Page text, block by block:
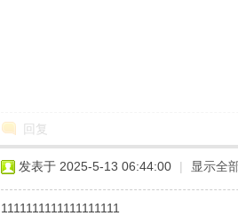
回复
发表于 2025-5-13 06:44:00 | 显示全
1111111111111111111